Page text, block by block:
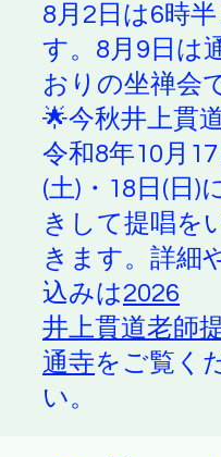
8月2日は6時
す。8月9日は
おりの坐禅会
🌟今秋井上貫
令和8年10月17
(土)・18日(日)
きして提唱を
きます。詳細
込みは2026
井上貫道老師
通寺をご覧く
い。